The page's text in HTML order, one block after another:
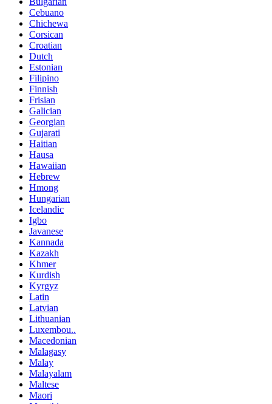
Cebuano
Chichewa
Corsican
Croatian
Dutch
Estonian
Filipino
Finnish
Frisian
Galician
Georgian
Gujarati
Haitian
Hausa
Hawaiian
Hebrew
Hmong
Hungarian
Icelandic
Igbo
Javanese
Kannada
Kazakh
Khmer
Kurdish
Kyrgyz
Latin
Latvian
Lithuanian
Luxembou..
Macedonian
Malagasy
Malay
Malayalam
Maltese
Maori